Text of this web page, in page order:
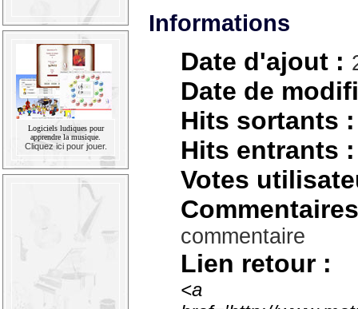
Logiciels ludiques pour
apprendre la musique.
Cliquez ici pour jouer.
Informations
Date d'ajout :
Date de
Hits sortants :
Hits entrants :
Votes
commentaire
Lien retour :
<a